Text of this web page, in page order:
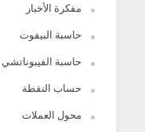
مفكرة الأخبار
حاسبة البيفوت
حاسبة الفيبوناتشي
حساب النقطة
محول العملات